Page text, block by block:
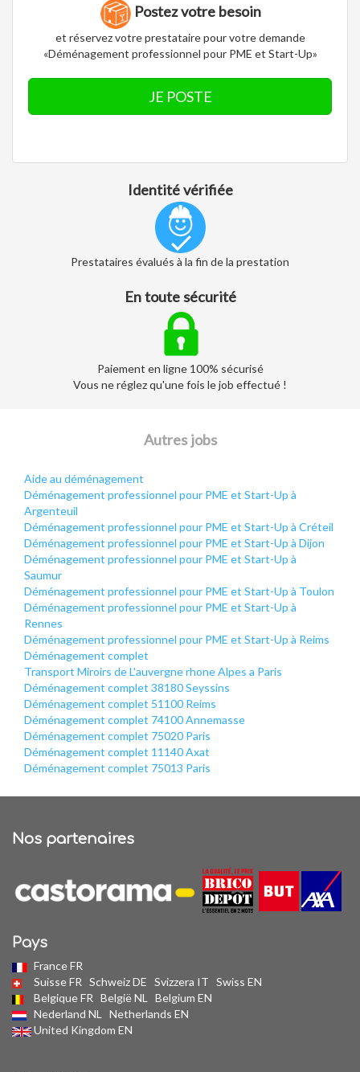
Postez votre besoin
et réservez votre prestataire pour votre demande
«Déménagement professionnel pour PME et Start-Up»
JE POSTE
Identité vérifiée
Prestataires évalués à la fin de la prestation
En toute sécurité
Paiement en ligne 100% sécurisé
Vous ne réglez qu'une fois le job effectué !
Autres jobs
Aide au déménagement
Déménagement professionnel pour PME et Start-Up à
Argenteuil
Déménagement professionnel pour PME et Start-Up à Créteil
Déménagement professionnel pour PME et Start-Up à Dijon
Déménagement professionnel pour PME et Start-Up à
Saumur
Déménagement professionnel pour PME et Start-Up à Toulon
Déménagement professionnel pour PME et Start-Up à
Rennes
Déménagement professionnel pour PME et Start-Up à Reims
Déménagement complet
Transport Miroirs de L'auvergne rhone Alpes a Paris
Déménagement complet 38180 Seyssins
Déménagement complet 51100 Reims
Déménagement complet 74100 Annemasse
Déménagement complet 75020 Paris
Déménagement complet 11140 Axat
Déménagement complet 75013 Paris
Nos partenaires
Pays
France FR
Suisse FR Schweiz DE Svizzera IT Swiss EN
Belgique FR België NL Belgium EN
Nederland NL Netherlands EN
United Kingdom EN